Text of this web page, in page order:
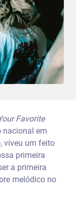
Favorite
nacional em
viveu um feito
primeira
a primeira
melódico no